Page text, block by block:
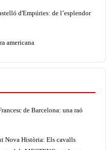
d'Empúries: de l’esplendor
americana
de Barcelona: una raó
Nova Història: Els cavalls